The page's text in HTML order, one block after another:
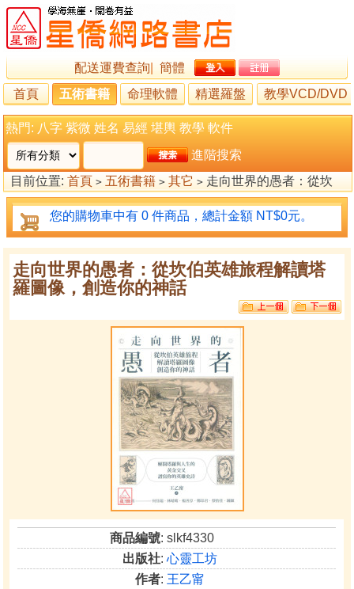
配送運費查詢
簡體
首頁
五術書籍 命理軟體 精選羅盤 教學VCD/DVD
熱門: 八字 紫微 姓名 易經 堪輿 教學 軟件
進階搜索
目前位置: 首頁 > 五術書籍 > 其它 > 走向世界的愚者：從坎
伯英雄旅程解讀塔羅圖像，創造你的神話
您的購物車中有 0 件商品，總計金額 NT$0元。
走向世界的愚者：從坎伯英雄旅程解讀塔
羅圖像，創造你的神話
商品編號: slkf4330
出版社:心靈工坊
作者: 王乙甯